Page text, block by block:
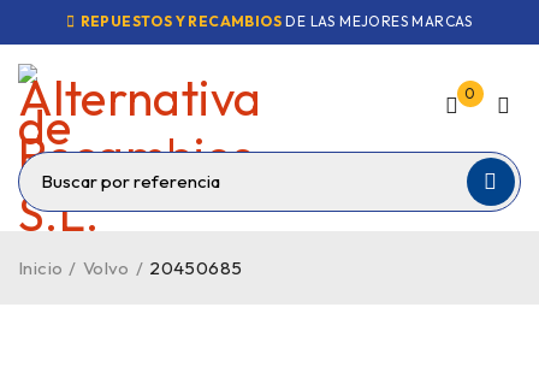
REPUESTOS Y RECAMBIOS DE LAS MEJORES MARCAS
0
Inicio / Volvo / 20450685